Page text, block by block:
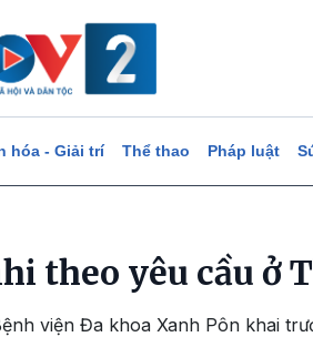
hóa - Giải trí Thể thao Pháp luật
theo yêu cầu ở
viện Đa khoa Xanh Pôn khai